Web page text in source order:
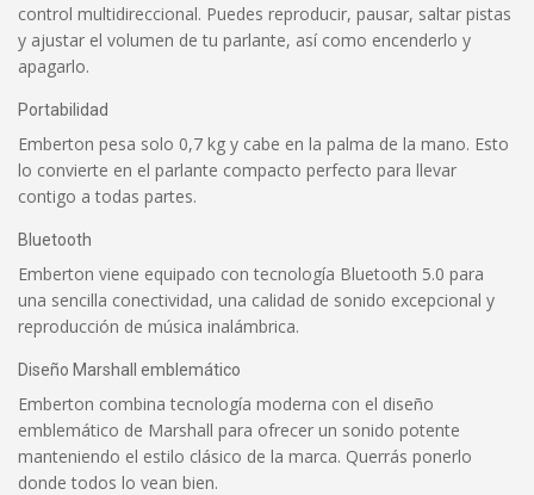
control multidireccional. Puedes reproducir, pausar, saltar pistas
y ajustar el volumen de tu parlante, así como encenderlo y
apagarlo.
Portabilidad
Emberton pesa solo 0,7 kg y cabe en la palma de la mano. Esto
lo convierte en el parlante compacto perfecto para llevar
contigo a todas partes.
Bluetooth
Emberton viene equipado con tecnología Bluetooth 5.0 para
una sencilla conectividad, una calidad de sonido excepcional y
reproducción de música inalámbrica.
Diseño Marshall emblemático
Emberton combina tecnología moderna con el diseño
emblemático de Marshall para ofrecer un sonido potente
manteniendo el estilo clásico de la marca. Querrás ponerlo
donde todos lo vean bien.